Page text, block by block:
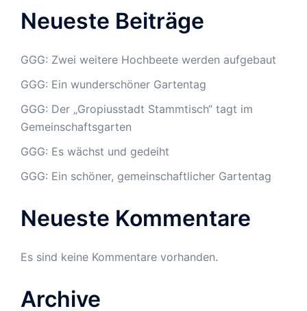
Neueste Beiträge
GGG: Zwei weitere Hochbeete werden aufgebaut
GGG: Ein wunderschöner Gartentag
GGG: Der „Gropiusstadt Stammtisch“ tagt im
Gemeinschaftsgarten
GGG: Es wächst und gedeiht
GGG: Ein schöner, gemeinschaftlicher Gartentag
Neueste Kommentare
Es sind keine Kommentare vorhanden.
Archive